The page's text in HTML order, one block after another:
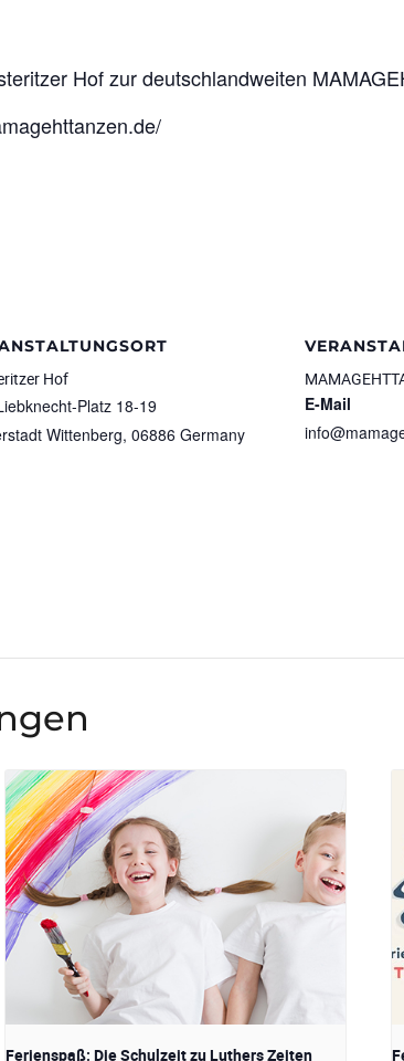
Hof zur deutschlandweiten
Hof
Platz 18-19
Wittenberg, 06886 Germany
E-Mail
Ferienspaß: Die Schulzeit zu Luthers Zeiten